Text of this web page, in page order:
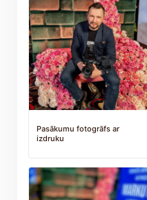
Pasākumu fotogrāfs ar
izdruku